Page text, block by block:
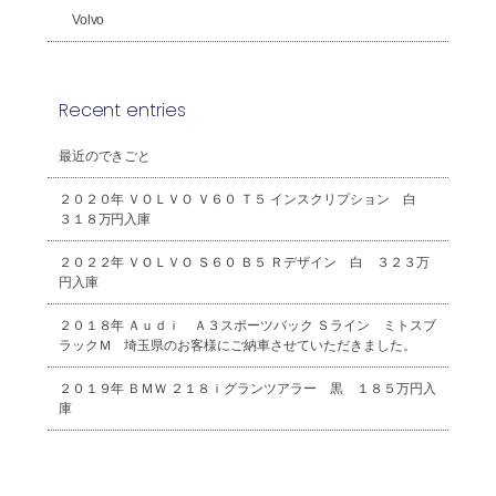
Volvo
Recent entries
最近のできごと
２０２０年 ＶＯＬＶＯ Ｖ６０ Ｔ５ インスクリプション 白
３１８万円入庫
２０２２年 ＶＯＬＶＯ Ｓ６０ Ｂ５ Ｒデザイン 白 ３２３万
円入庫
２０１８年 Ａｕｄｉ Ａ３スポーツバック Ｓライン ミトスブ
ラックＭ 埼玉県のお客様にご納車させていただきました。
２０１９年 ＢＭＷ ２１８ｉグランツアラー 黒 １８５万円入
庫